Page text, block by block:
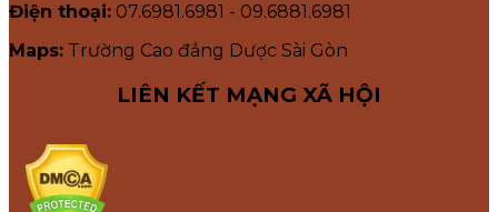
Điện thoại: 07.6981.6981 - 09.6881.6981
Maps: Trường Cao đẳng Dược Sài Gòn
LIÊN KẾT MẠNG XÃ HỘI